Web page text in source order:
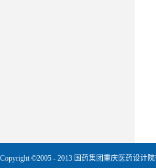
Copyright ©2005 - 2013 国药集团重庆医药设计